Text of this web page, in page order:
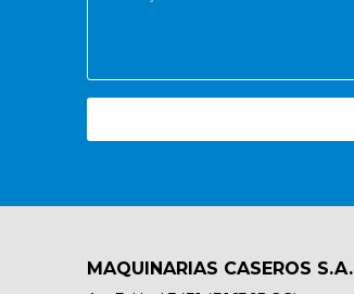
MAQUINARIAS CASEROS S.A.